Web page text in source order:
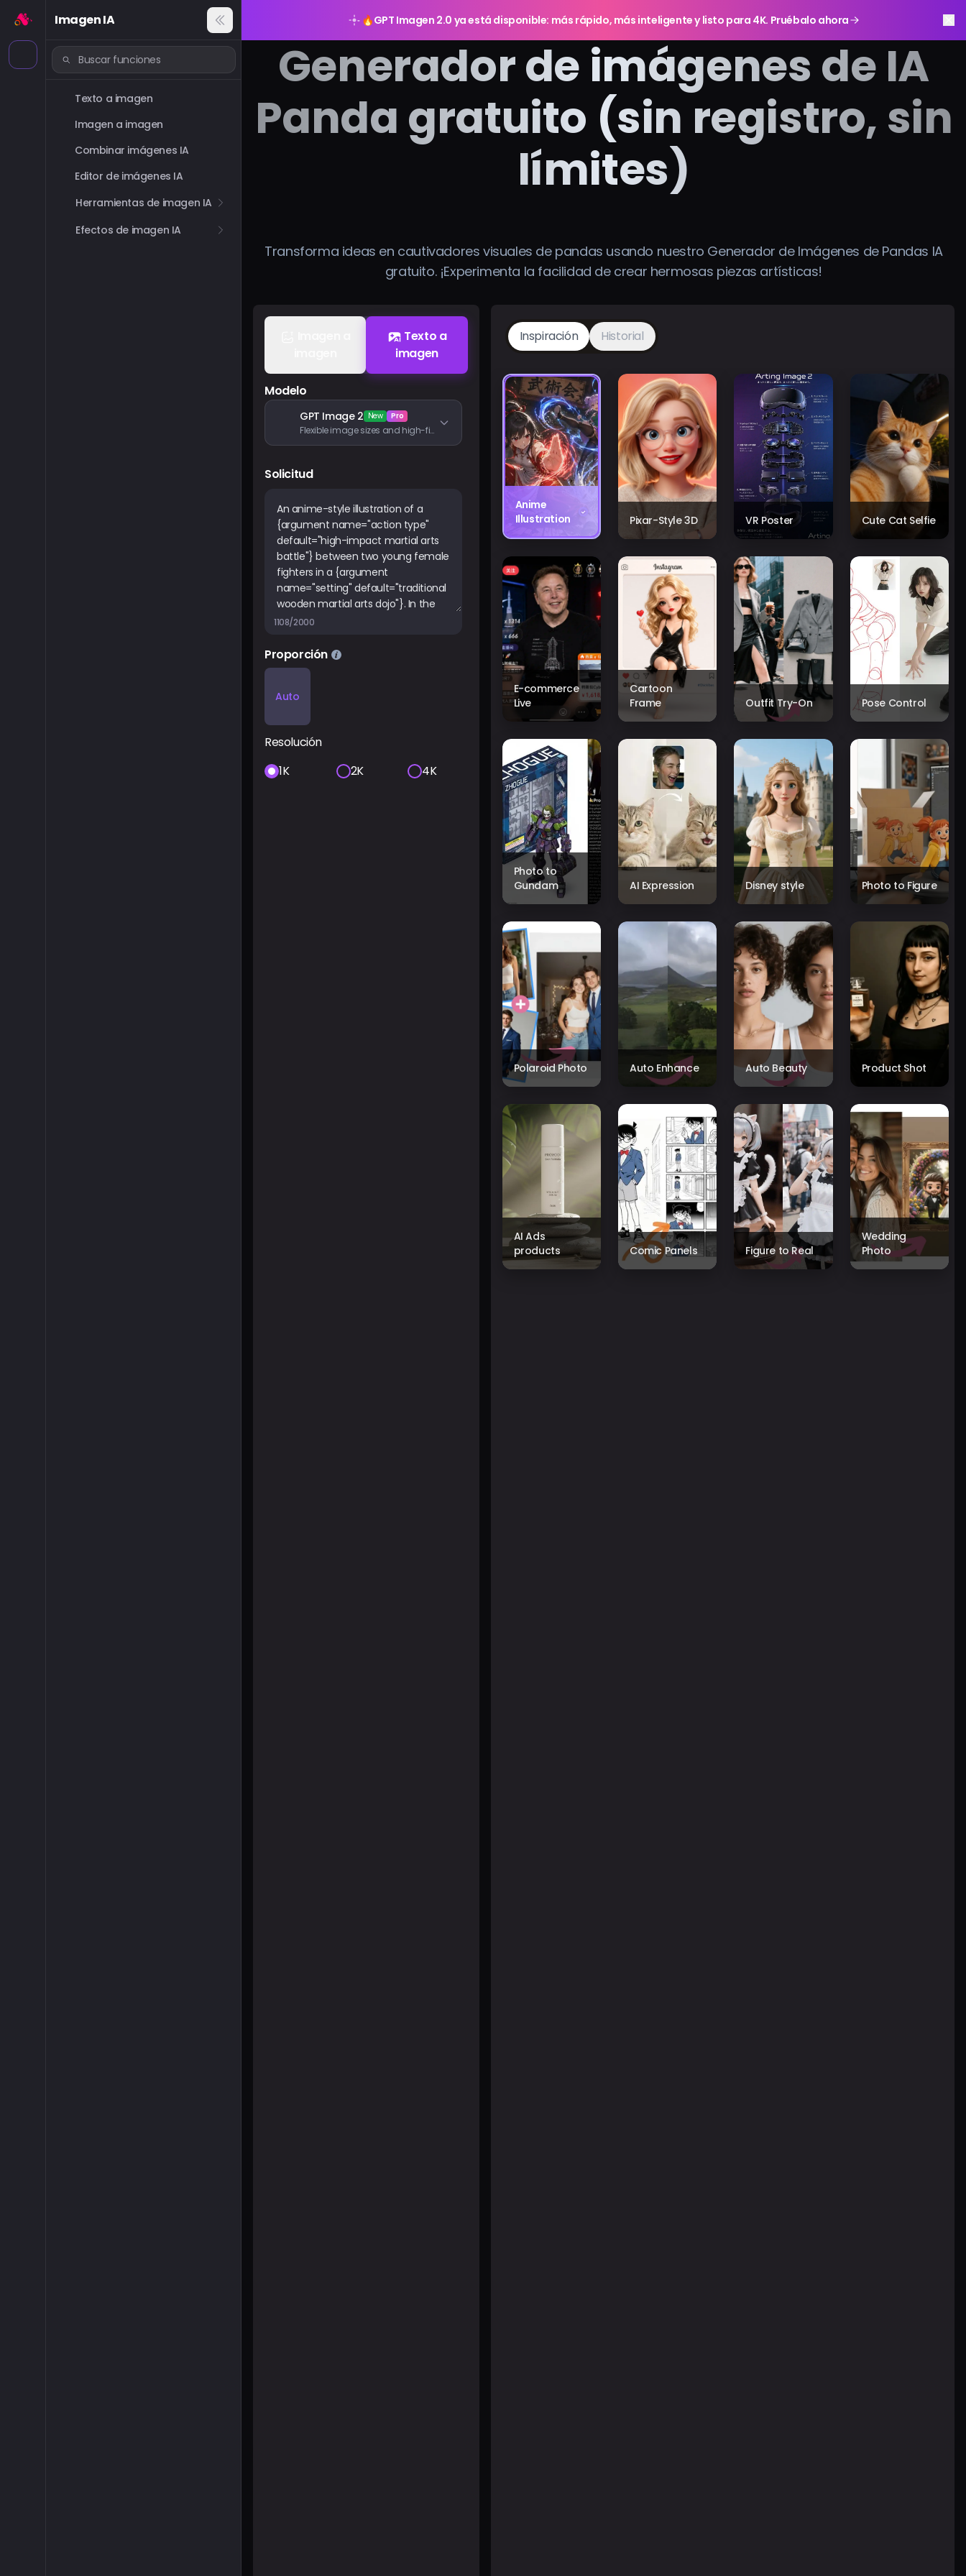
Imagen IA
Texto a imagen
Imagen a imagen
Combinar imágenes IA
Editor de imágenes IA
Herramientas de imagen IA
Efectos de imagen IA
🔥GPT Imagen 2.0 ya está disponible: más rápido, más inteligente y listo para 4K. Pruébalo ahora
Generador de imágenes de IA
Panda gratuito (sin registro, sin
límites)
Transforma ideas en cautivadores visuales de pandas usando nuestro Generador de Imágenes de Pandas IA
gratuito. ¡Experimenta la facilidad de crear hermosas piezas artísticas!
Texto a
imagen
Modelo
GPT Image 2 New Pro
Flexible image sizes and high-fidelity image inputs
Solicitud
1108/2000
Proporción
Auto
Resolución
1K
2K 4K
Inspiración Historial
Anime
Illustration
Pixar-Style 3D VR Poster Cute Cat Selfie
E-commerce
Live
Cartoon
Frame
Outfit Try-On Pose Control
Photo to
Gundam
AI Expression Disney style Photo to Figure
Polaroid Photo Auto Enhance Auto Beauty Product Shot
AI Ads
products
Comic Panels Figure to Real
Wedding
Photo